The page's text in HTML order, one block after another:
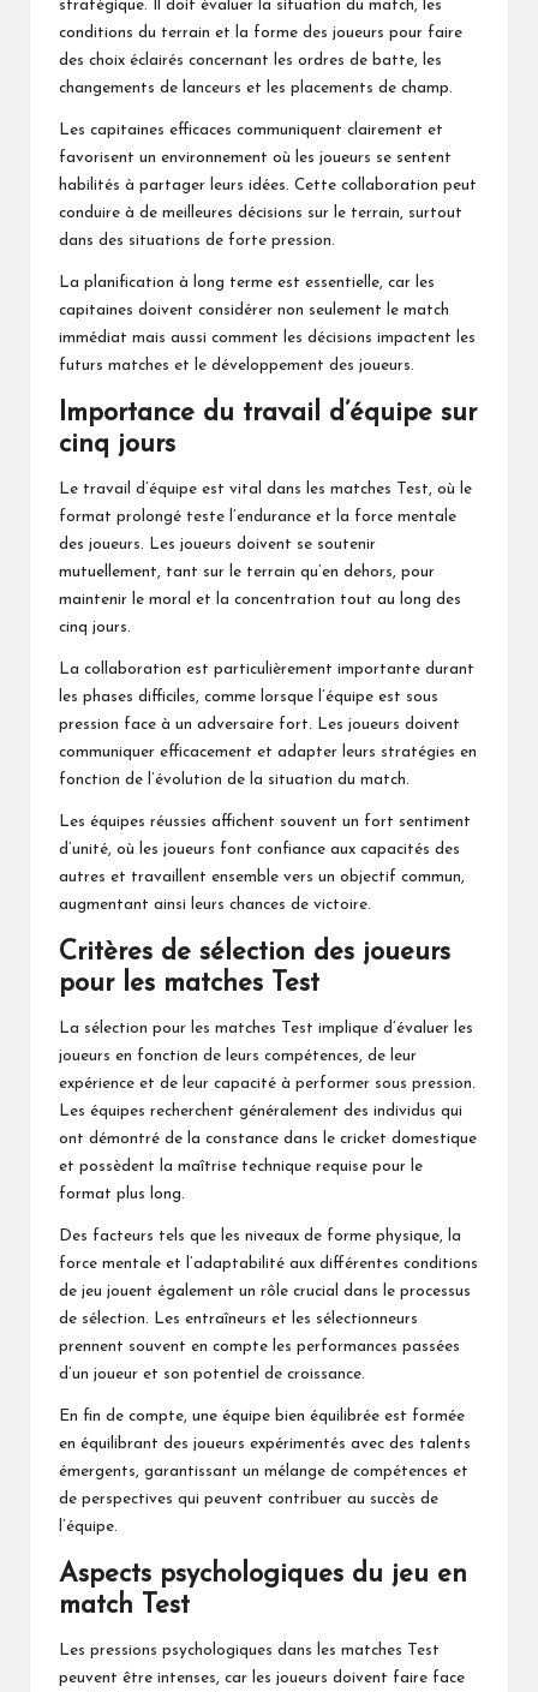
stratégique. Il doit évaluer la situation du match, les
conditions du terrain et la forme des joueurs pour faire
des choix éclairés concernant les ordres de batte, les
changements de lanceurs et les placements de champ.
Les capitaines efficaces communiquent clairement et
favorisent un environnement où les joueurs se sentent
habilités à partager leurs idées. Cette collaboration peut
conduire à de meilleures décisions sur le terrain, surtout
dans des situations de forte pression.
La planification à long terme est essentielle, car les
capitaines doivent considérer non seulement le match
immédiat mais aussi comment les décisions impactent les
futurs matches et le développement des joueurs.
Importance du travail d’équipe sur
cinq jours
Le travail d’équipe est vital dans les matches Test, où le
format prolongé teste l’endurance et la force mentale
des joueurs. Les joueurs doivent se soutenir
mutuellement, tant sur le terrain qu’en dehors, pour
maintenir le moral et la concentration tout au long des
cinq jours.
La collaboration est particulièrement importante durant
les phases difficiles, comme lorsque l’équipe est sous
pression face à un adversaire fort. Les joueurs doivent
communiquer efficacement et adapter leurs stratégies en
fonction de l’évolution de la situation du match.
Les équipes réussies affichent souvent un fort sentiment
d’unité, où les joueurs font confiance aux capacités des
autres et travaillent ensemble vers un objectif commun,
augmentant ainsi leurs chances de victoire.
Critères de sélection des joueurs
pour les matches Test
La sélection pour les matches Test implique d’évaluer les
joueurs en fonction de leurs compétences, de leur
expérience et de leur capacité à performer sous pression.
Les équipes recherchent généralement des individus qui
ont démontré de la constance dans le cricket domestique
et possèdent la maîtrise technique requise pour le
format plus long.
Des facteurs tels que les niveaux de forme physique, la
force mentale et l’adaptabilité aux différentes conditions
de jeu jouent également un rôle crucial dans le processus
de sélection. Les entraîneurs et les sélectionneurs
prennent souvent en compte les performances passées
d’un joueur et son potentiel de croissance.
En fin de compte, une équipe bien équilibrée est formée
en équilibrant des joueurs expérimentés avec des talents
émergents, garantissant un mélange de compétences et
de perspectives qui peuvent contribuer au succès de
l’équipe.
Aspects psychologiques du jeu en
match Test
Les pressions psychologiques dans les matches Test
peuvent être intenses, car les joueurs doivent faire face